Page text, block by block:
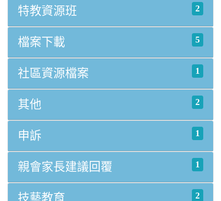
2
特教資源班
5
檔案下載
1
社區資源檔案
2
其他
1
申訴
1
親會家長建議回覆
2
技藝教育